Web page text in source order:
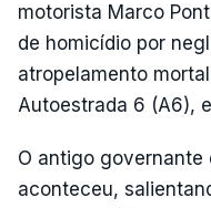
motorista Marco
de homicídio por
atropelamento
Autoestrada 6 (A6),
O antigo governante
aconteceu,